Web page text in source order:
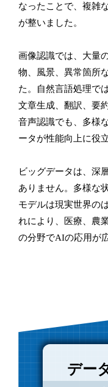
なったことで、複雑
が整いました。
画像認識では、大量
物、風景、異常箇所
た。自然言語処理で
文章生成、翻訳、要
音声認識でも、多様
ータが性能向上に役
ビッグデータは、深
ありません。多様な
モデルは現実世界の
れにより、医療、農
の分野でAIの応用が
デー